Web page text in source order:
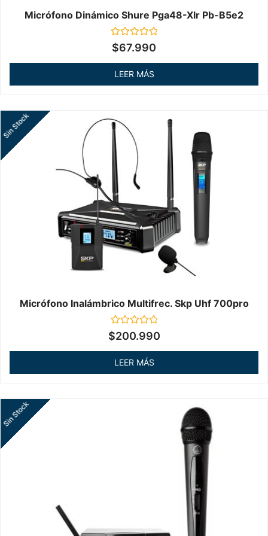
Micrófono Dinámico Shure Pga48-Xlr Pb-B5e2
Valorado
en
de
$67.990
LEER MÁS
Micrófono Inalámbrico Multifrec. Skp Uhf 700pro
Valorado
en
de
Sin Stock
$200.990
LEER MÁS
Sin Stock